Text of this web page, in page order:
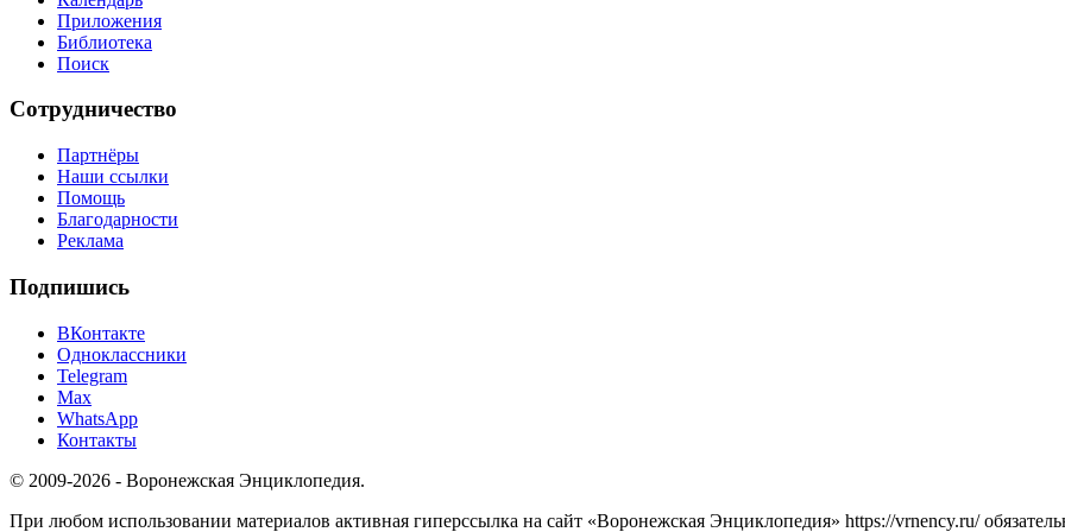
Приложения
Библиотека
Поиск
Сотрудничество
Партнёры
Наши ссылки
Помощь
Благодарности
Реклама
Подпишись
ВКонтакте
Одноклассники
Telegram
Max
WhatsApp
Контакты
© 2009-2026 - Воронежская Энциклопедия.
При любом использовании материалов активная гиперссылка на сайт «Воронежская Энциклопедия» https://vrnency.ru/